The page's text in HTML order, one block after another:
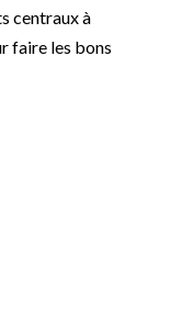
centraux à
faire les bons